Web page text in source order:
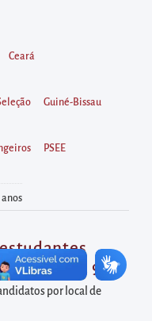
Ceará
Guiné-Bissau
PSEE
de 3 a 9/12
por local de